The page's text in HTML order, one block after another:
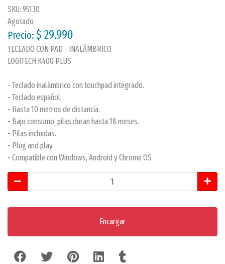
SKU: 95130
Agotado
Precio: $ 29.990
TECLADO CON PAD - INALÁMBRICO
LOGITECH K400 PLUS
- Teclado inalámbrico con touchpad integrado.
- Teclado español.
- Hasta 10 metros de distancia.
- Bajo consumo, pilas duran hasta 18 meses.
- Pilas incluidas.
- Plug and play.
- Compatible con Windows, Android y Chrome OS
Encargar